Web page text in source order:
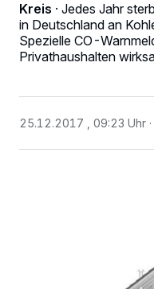
Kreis · Jedes Jahr
in Deutschland an
Spezielle CO-
Privathaushalten
25.12.2017 , 09:23 Uhr
-Partner
personenbezogene Daten